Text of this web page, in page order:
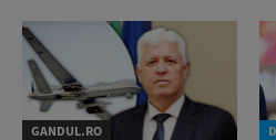
GANDUL.RO